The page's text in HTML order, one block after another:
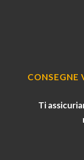
CONSEGNE
Ti